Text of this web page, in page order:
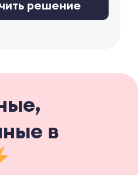
решение
в